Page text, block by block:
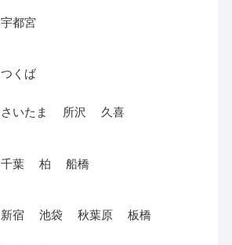
宇都宮
つくば
さいたま 所沢 久喜
千葉 柏 船橋
新宿 池袋 秋葉原 板橋